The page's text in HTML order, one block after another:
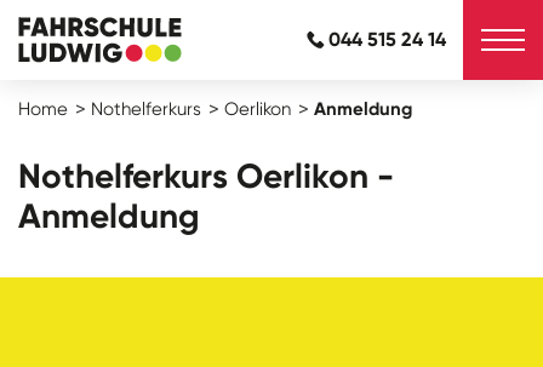
044 515 24 14
Home Nothelferkurs Oerlikon Anmeldung
Nothelferkurs Oerlikon -
Anmeldung